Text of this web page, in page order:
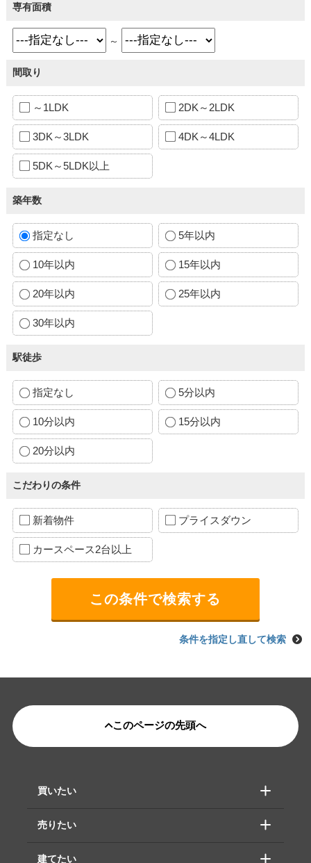
専有面積
～
間取り
～1LDK 2DK～2LDK
3DK～3LDK 4DK～4LDK
5DK～5LDK以上
築年数
指定なし 5年以内
10年以内 15年以内
20年以内 25年以内
30年以内
駅徒歩
指定なし 5分以内
10分以内 15分以内
20分以内
こだわりの条件
新着物件 プライスダウン
カースペース2台以上
条件を指定し直して検索
このページの先頭へ
買いたい
売りたい
建てたい